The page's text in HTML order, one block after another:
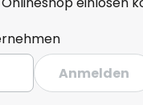
Anmelden